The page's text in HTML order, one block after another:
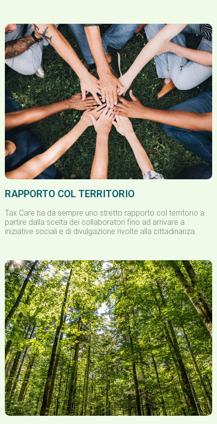
RAPPORTO COL TERRITORIO
Tax Care ha da sempre uno stretto rapporto col territorio a
partire dalla scelta dei collaboratori fino ad arrivare a
iniziative sociali e di divulgazione rivolte alla cittadinanza.